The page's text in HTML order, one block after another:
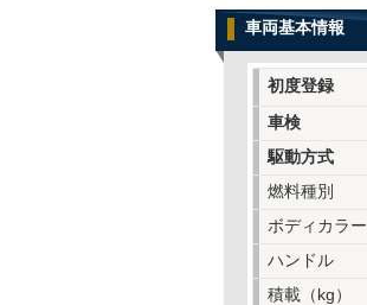
車両基本情報
初度登録
車検
駆動方式
燃料種別
ボディカラー
ハンドル
積載（kg）